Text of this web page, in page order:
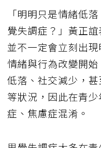
「明明只是情緒低
覺失調症？」黃正
並不一定會立刻出
情緒與行為改變開
低落、社交減少，
等狀況，因此在青
症、焦慮症混淆。